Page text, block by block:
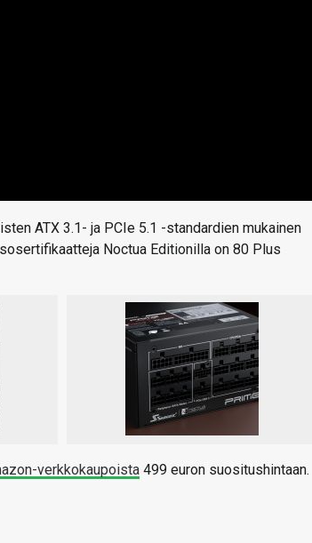
ATX 3.1- ja PCIe 5.1 -standardien mukainen
Noctua Editionilla on 80 Plus
verkkokaupoista 499 euron suositushintaan.